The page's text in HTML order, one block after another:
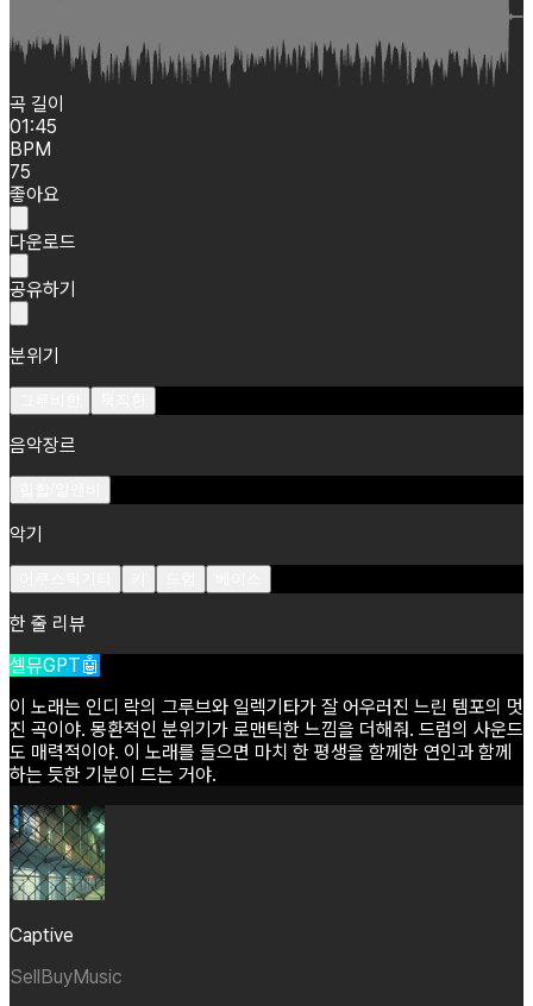
곡 길이
01:45
BPM
75
좋아요
다운로드
공유하기
분위기
음악장르
악기
한 줄 리뷰
셀뮤GPT🤖
이 노래는 인디 락의 그루브와 일렉기타가 잘 어우러진 느린 템포의 멋
진 곡이야. 몽환적인 분위기가 로맨틱한 느낌을 더해줘. 드럼의 사운드
도 매력적이야. 이 노래를 들으면 마치 한 평생을 함께한 연인과 함께
하는 듯한 기분이 드는 거야.
Captive
SellBuyMusic